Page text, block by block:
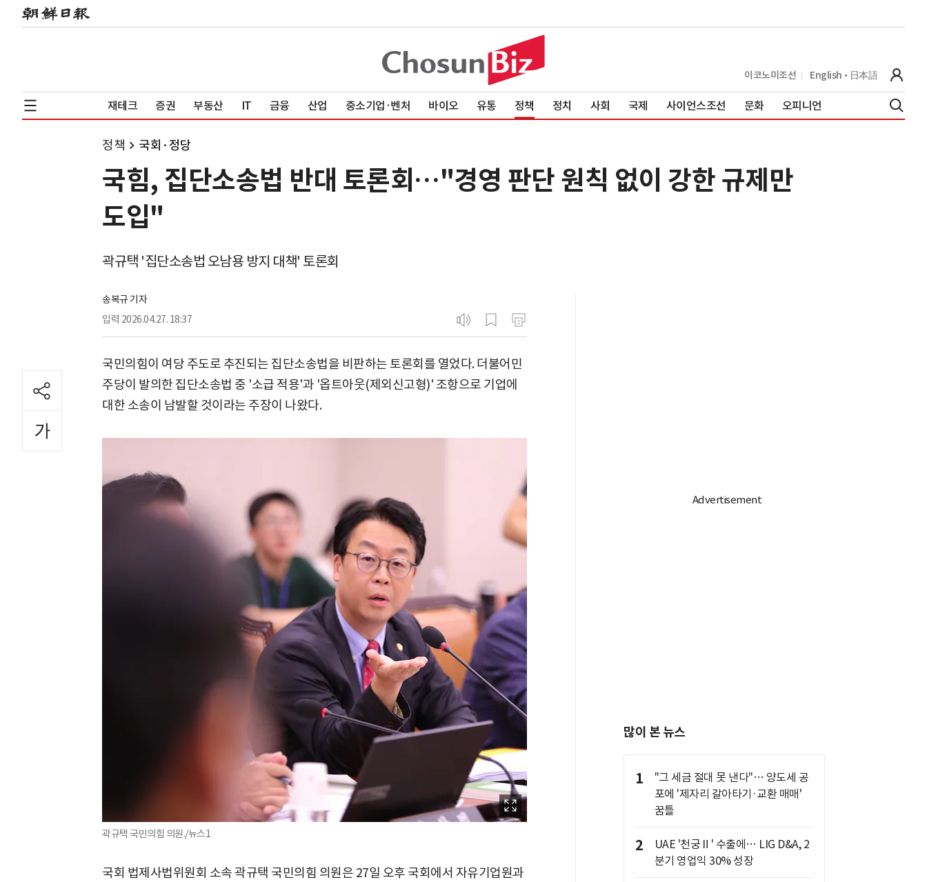
이코노미조선 English 日本語
재테크 증권 부동산 IT 금융 산업 중소기업·벤처 바이오 유통 정책 정치 사회 국제 사이언스조선 문화 오피니언
정책 국회·정당
국힘, 집단소송법 반대 토론회…"경영 판단 원칙 없이 강한 규제만
도입"
곽규택 '집단소송법 오남용 방지 대책' 토론회
송복규 기자
입력 2026.04.27. 18:37
국민의힘이 여당 주도로 추진되는 집단소송법을 비판하는 토론회를 열었다. 더불어민
주당이 발의한 집단소송법 중 '소급 적용'과 '옵트아웃(제외신고형)' 조항으로 기업에
대한 소송이 남발할 것이라는 주장이 나왔다.
곽규택 국민의힘 의원./뉴스1
국회 법제사법위원회 소속 곽규택 국민의힘 의원은 27일 오후 국회에서 자유기업원과
많이 본 뉴스
1
"그 세금 절대 못 낸다"… 양도세 공
포에 '제자리 갈아타기·교환 매매'
꿈틀
2
UAE '천궁Ⅱ' 수출에… LIG D&A, 2
분기 영업익 30% 성장